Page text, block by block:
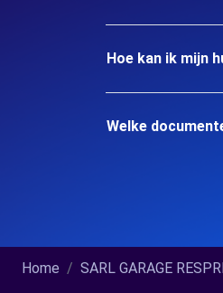
Hoe kan ik mijn
Welke
Home SARL GARAGE